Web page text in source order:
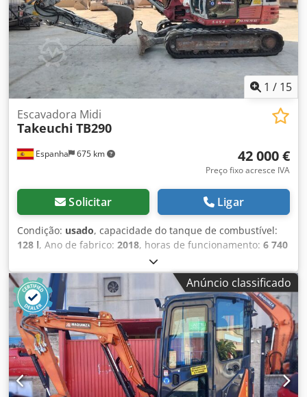
1 / 15
Espanha 675 km
Escavadora Midi
Takeuchi TB290
42 000 €
Preço fixo acresce IVA
Solicitar Ligar
Condição: usado, capacidade do tanque de combustível:
128 l, Ano de fabrico: 2018, horas de funcionamento: 6 740
, Ano de fabrico: 2018 Dodpfx Aajw Ugmloijkr Peso em
vazio: 9.000 kg Dimensões (C x L x A): 699 x 220 x 257 cm
Largura das lagartas: 45 cm
Anúncio classificado